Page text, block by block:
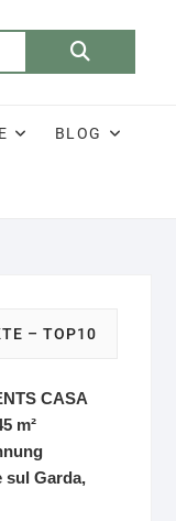
Suchen
BLOG
– TOP10
CASA
m²
sul Garda,